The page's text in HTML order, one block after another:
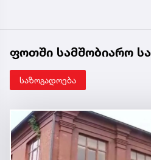
ფოთში სამშობიარო
საზოგადოება